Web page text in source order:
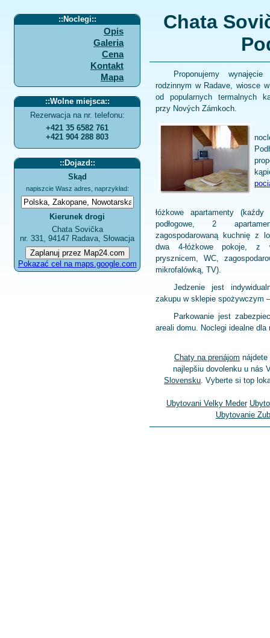
:: Noclegi::
Opis
Galeria
Cena
Kontakt
Mapa
::Wolne miejsca::
Rezerwacja na nr. telefonu:
+421 35 6582 761
+421 904 288 803
:: Dojazd ::
Skąd
napiszcie Wasz adres, naprzykład:
Kierunek drogi
Chata Sovička
nr. 331, 94147 Radava, Słowacja
Pokazać cel na maps.google.com
Chata
Proponujemy
rodzinnym w Radave, wiosce
od popularnych termalnych
przy Nových Zámkoch.
łóżkowe apartamenty
podłogowe, 2
zagospodarowaną kuchnię z
dwa 4-łóżkowe pokoje, z
prysznicem, WC,
mikrofalówką, TV).
Jedzenie jest
zakupu w sklepie spożywczym
Parkowanie jest
areali domu. Noclegi idealne dla
Chaty na prenájom nájdete
najlepšiu dovolenku u nás
Slovensku. Vyberte si top
Ubytovani Velky Meder
Ubytovanie